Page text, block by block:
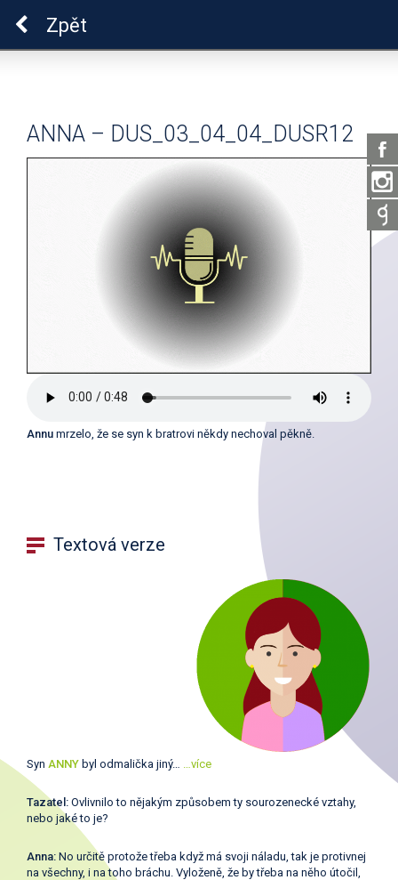
Zpět
ANNA – DUS_03_04_04_DUSR12
Annu mrzelo, že se syn k bratrovi někdy nechoval pěkně.
Textová verze
Syn ANNY byl odmalička jiný… …více
Tazatel: Ovlivnilo to nějakým způsobem ty sourozenecké vztahy,
nebo jaké to je?
Anna: No určitě protože třeba když má svoji náladu, tak je protivnej
na všechny, i na toho bráchu. Vyloženě, že by třeba na něho útočil,